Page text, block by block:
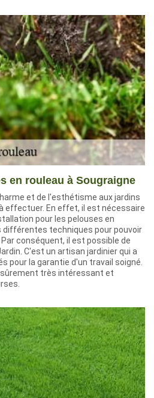
en rouleau à Sougraigne
et de l'esthétisme aux jardins
effectuer. En effet, il est nécessaire
pour les pelouses en
différentes techniques pour pouvoir
conséquent, il est possible de
C'est un artisan jardinier qui a
pour la garantie d'un travail soigné.
sûrement très intéressant et